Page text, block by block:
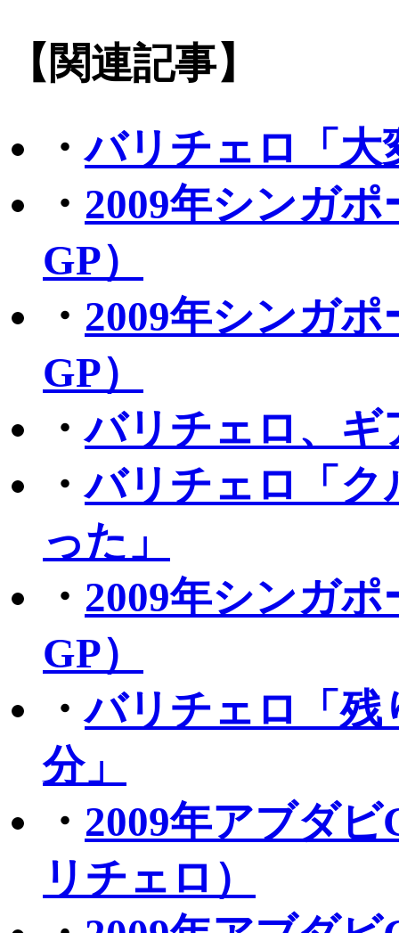
【関連記事】
・バリチェロ「大
・ 2009年シンガ
GP）
・ 2009年シンガ
GP）
・バリチェロ、ギ
・バリチェロ「ク
った」
・ 2009年シンガ
GP）
・バリチェロ「残
分」
・ 2009年アブダ
リチェロ）